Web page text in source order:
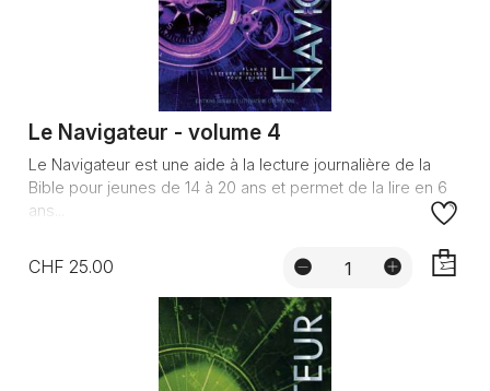
Le Navigateur - volume 4
Le Navigateur est une aide à la lecture journalière de la
Bible pour jeunes de 14 à 20 ans et permet de la lire en 6
ans...
CHF 25.00